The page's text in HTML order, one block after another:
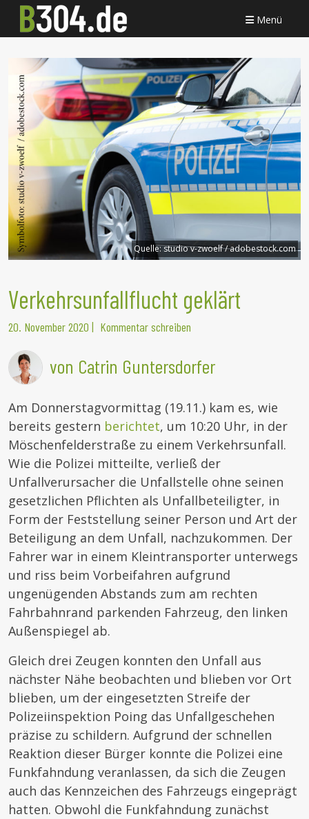
Menü
Quelle:studio v-zwoelf / adobestock.com
Verkehrsunfallflucht geklärt
20. November 2020 | Kommentar schreiben
von Catrin Guntersdorfer
Am Donnerstagvormittag (19.11.) kam es, wie
bereits gestern berichtet, um 10:20 Uhr, in der
Möschenfelderstraße zu einem Verkehrsunfall.
Wie die Polizei mitteilte, verließ der
Unfallverursacher die Unfallstelle ohne seinen
gesetzlichen Pflichten als Unfallbeteiligter, in
Form der Feststellung seiner Person und Art der
Beteiligung an dem Unfall, nachzukommen. Der
Fahrer war in einem Kleintransporter unterwegs
und riss beim Vorbeifahren aufgrund
ungenügenden Abstands zum am rechten
Fahrbahnrand parkenden Fahrzeug, den linken
Außenspiegel ab.
Gleich drei Zeugen konnten den Unfall aus
nächster Nähe beobachten und blieben vor Ort
blieben, um der eingesetzten Streife der
Polizeiinspektion Poing das Unfallgeschehen
präzise zu schildern. Aufgrund der schnellen
Reaktion dieser Bürger konnte die Polizei eine
Funkfahndung veranlassen, da sich die Zeugen
auch das Kennzeichen des Fahrzeugs eingeprägt
hatten. Obwohl die Funkfahndung zunächst